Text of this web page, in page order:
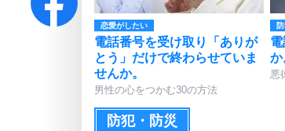
恋愛がしたい
電話番号を受け取り「ありが
とう」だけで終わらせていま
せんか。
男性の心をつかむ30の方法
か
悪
防犯・防災